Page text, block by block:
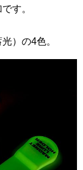
す。
）の4色。